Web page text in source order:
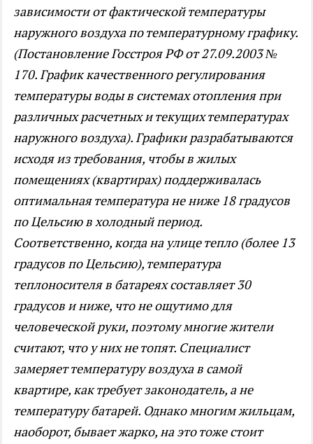
зависимости от фактической температуры
наружного воздуха по температурному графику.
(Постановление Госстроя РФ от 27.09.2003 №
170. График качественного регулирования
температуры воды в системах отопления при
различных расчетных и текущих температурах
наружного воздуха). Графики разрабатываются
исходя из требования, чтобы в жилых
помещениях (квартирах) поддерживалась
оптимальная температура не ниже 18 градусов
по Цельсию в холодный период.
Соответственно, когда на улице тепло (более 13
градусов по Цельсию), температура
теплоносителя в батареях составляет 30
градусов и ниже, что не ощутимо для
человеческой руки, поэтому многие жители
считают, что у них не топят. Специалист
замеряет температуру воздуха в самой
квартире, как требует законодатель, а не
температуру батарей. Однако многим жильцам,
наоборот, бывает жарко, на это тоже стоит